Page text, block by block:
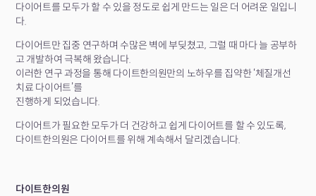
다이어트를 모두가 할 수 있을 정도로 쉽게 만드는 일은 더 어려운 일입니
다.
다이어트만 집중 연구하며 수많은 벽에 부딪쳤고, 그럴 때 마다 늘 공부하
고 개발하여 극복해 왔습니다.
이러한 연구 과정을 통해 다이트한의원만의 노하우를 집약한 ‘체질개선
치료 다이어트’를
진행하게 되었습니다.
다이어트가 필요한 모두가 더 건강하고 쉽게 다이어트를 할 수 있도록,
다이트한의원은 다이어트를 위해 계속해서 달리겠습니다.
다이트한의원